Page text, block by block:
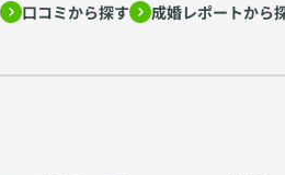
口コミから探す 成婚レポートから